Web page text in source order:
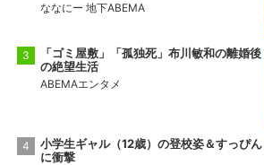
ななにー 地下ABEMA
「ゴミ屋敷」「孤独死」布川敏和の離婚後
の絶望生活
ABEMAエンタメ
小学生ギャル（12歳）の登校姿＆すっぴん
に衝撃